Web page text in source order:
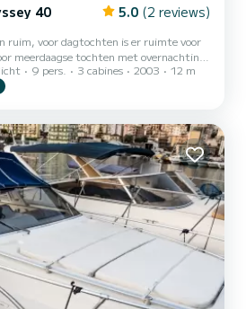
40 5.0 (2 reviews)
ruim, voor dagtochten is er ruimte voor
meerdaagse tochten met overnachting
maximaal 6 personen in 3 comfortabele
9 pers. 3 cabines 2003 12 m